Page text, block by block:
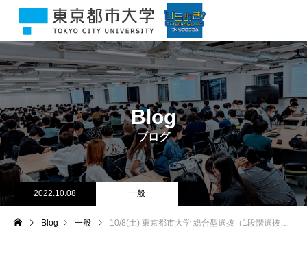
Blog
ブログ
2022.10.08 一般
Blog 一般 10/8(土) 東京都市大学 総合型選抜（1段階選抜制） 学際探究入試（理工系） 入試が行われました！